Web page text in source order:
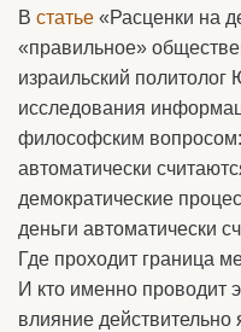
В статье «Расценки на
«правильное»
израильский
исследования
философским вопросом:
автоматически
демократические
деньги автоматически
Где проходит граница
И кто именно проводит
влияние действительно